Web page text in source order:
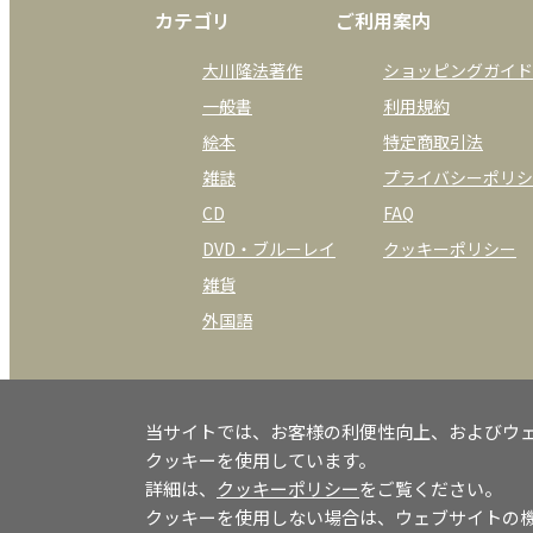
カテゴリ
大川隆法著作
一般書
絵本
雑誌
CD
DVD・ブルーレイ
雑貨
外国語
ご利用案内
ショッピングガイド
利用規約
特定商取引法
プライバシーポリ
FAQ
クッキーポリシー
当サイトでは、お客様の利便性向上、およびウ
クッキーを使用しています。
詳細は、 クッキーポリシーをご覧ください。
クッキーを使用しない場合は、ウェブサイトの